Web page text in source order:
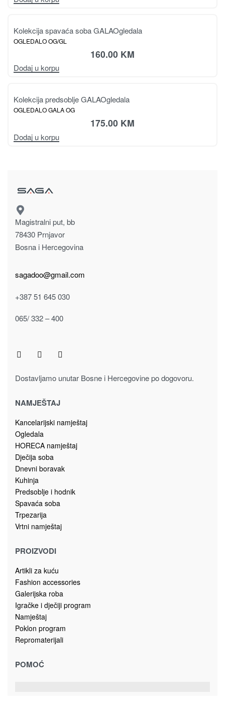
Dodaj u korpu
Kolekcija spavaća soba GALA
OGLEDALO OG/GL
Dodaj u korpu